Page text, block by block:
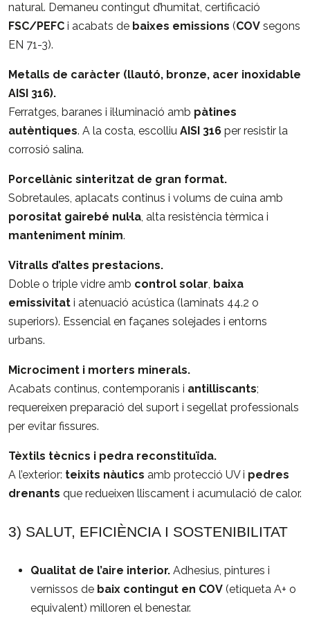
natural. Demaneu contingut d’humitat, certificació
FSC/PEFC i acabats de baixes emissions (COV segons
EN 71-3).
Metalls de caràcter (llautó, bronze, acer inoxidable
AISI 316).
Ferratges, baranes i il·luminació amb pàtines
autèntiques. A la costa, escolliu AISI 316 per resistir la
corrosió salina.
Porcellànic sinteritzat de gran format.
Sobretaules, aplacats continus i volums de cuina amb
porositat gairebé nul·la, alta resistència tèrmica i
manteniment mínim.
Vitralls d’altes prestacions.
Doble o triple vidre amb control solar, baixa
emissivitat i atenuació acústica (laminats 44.2 o
superiors). Essencial en façanes solejades i entorns
urbans.
Microciment i morters minerals.
Acabats continus, contemporanis i antilliscants;
requereixen preparació del suport i segellat professionals
per evitar fissures.
Tèxtils tècnics i pedra reconstituïda.
A l’exterior: teixits nàutics amb protecció UV i pedres
drenants que redueixen lliscament i acumulació de calor.
3) SALUT, EFICIÈNCIA I SOSTENIBILITAT
Qualitat de l’aire interior. Adhesius, pintures i
vernissos de baix contingut en COV (etiqueta A+ o
equivalent) milloren el benestar.